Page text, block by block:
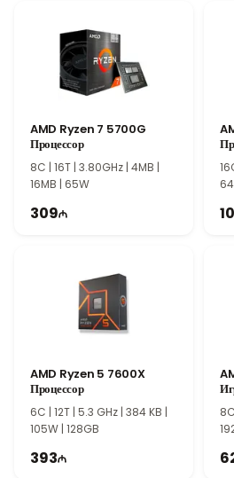
мгновенный отклик системы.
Преимущества Intel Core i5-
Сокет LGA1700, поддержка до 128
теплопакет 150 Вт делают Intel
профессиональных рабочих станций.
высокую производительность,
платформами нового поколения.
AMD Ryzen 7 5700G
Процессор
8C | 16T | 3.80GHz | 4MB |
16MB | 65W
309
AMD Ryzen 5 7600X
Процессор
6C | 12T | 5.3 GHz | 384 KB |
105W | 128GB
393